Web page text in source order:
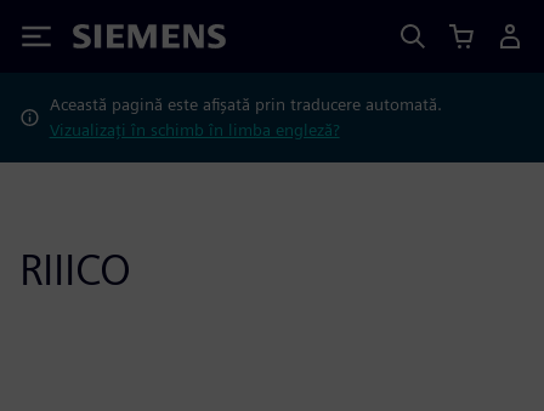
Siemens
Această pagină este afișată prin traducere automată.
Vizualizați în schimb în limba engleză?
RIIICO